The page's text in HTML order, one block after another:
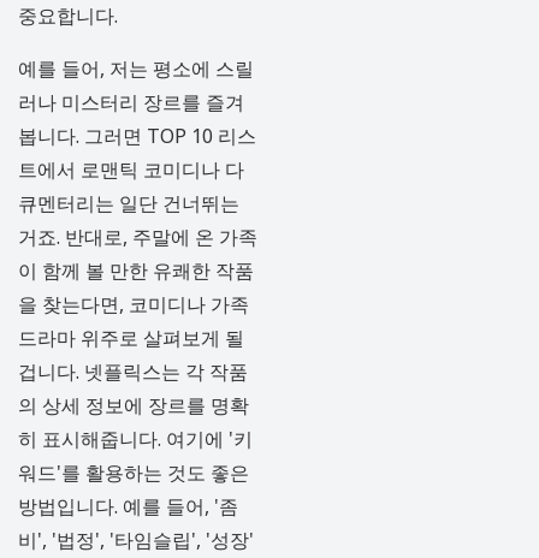
중요합니다.
예를 들어, 저는 평소에 스릴
러나 미스터리 장르를 즐겨
봅니다. 그러면 TOP 10 리스
트에서 로맨틱 코미디나 다
큐멘터리는 일단 건너뛰는
거죠. 반대로, 주말에 온 가족
이 함께 볼 만한 유쾌한 작품
을 찾는다면, 코미디나 가족
드라마 위주로 살펴보게 될
겁니다. 넷플릭스는 각 작품
의 상세 정보에 장르를 명확
히 표시해줍니다. 여기에 '키
워드'를 활용하는 것도 좋은
방법입니다. 예를 들어, '좀
비', '법정', '타임슬립', '성장'